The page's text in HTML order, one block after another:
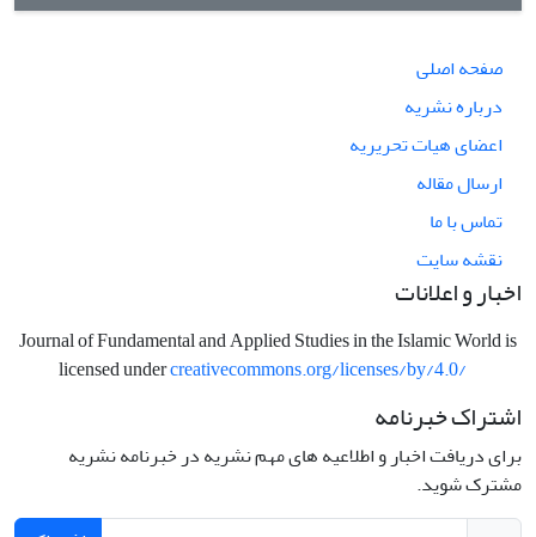
صفحه اصلی
درباره نشریه
اعضای هیات تحریریه
ارسال مقاله
تماس با ما
نقشه سایت
اخبار و اعلانات
Journal of Fundamental and Applied Studies in the Islamic World is
licensed undercreativecommons.org/licenses/by/4.0/
اشتراک خبرنامه
برای دریافت اخبار و اطلاعیه های مهم نشریه در خبرنامه نشریه
مشترک شوید.